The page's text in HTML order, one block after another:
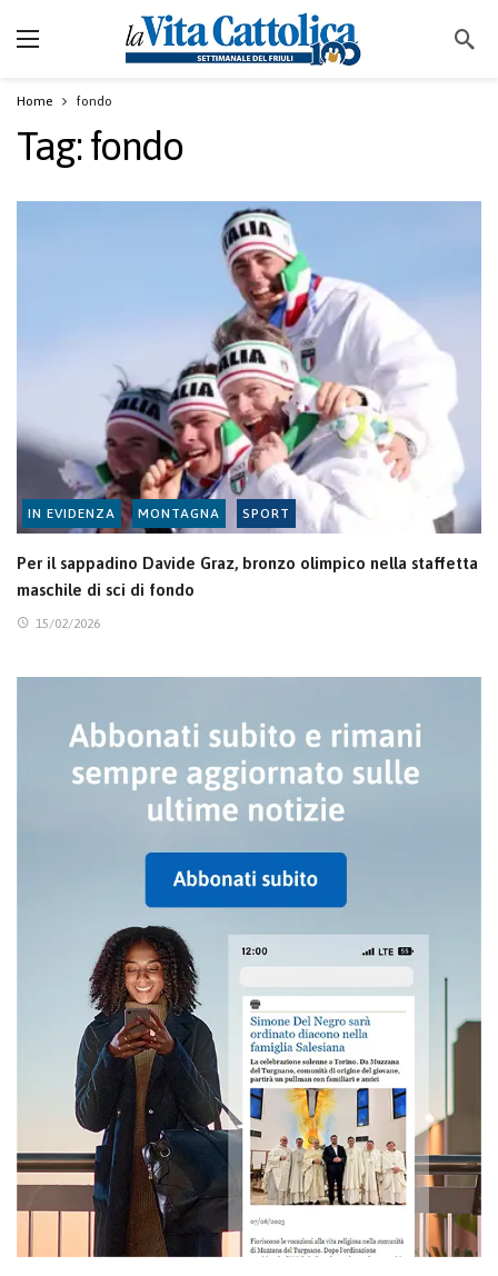
Home fondo
Tag:fondo
IN EVIDENZA MONTAGNA SPORT
Per il sappadino Davide Graz, bronzo olimpico nella staffetta
maschile di sci di fondo
15/02/2026